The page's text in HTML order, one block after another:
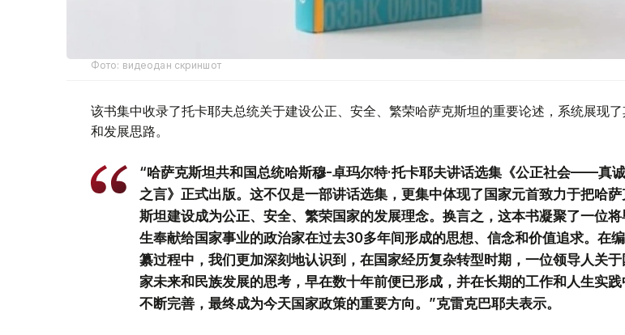
Фото: видеодан скриншот
该书集中收录了托卡耶夫总统关于建设公正、安全、繁荣哈萨克斯坦的重要论述，系统展现
和发展思路。
“哈萨克斯坦共和国总统哈斯穆-卓玛尔特·托卡耶夫讲话选集《公正社会——真诚
之言》正式出版。这不仅是一部讲话选集，更集中体现了国家元首致力于把哈萨
斯坦建设成为公正、安全、繁荣国家的发展理念。换言之，这本书凝聚了一位将
生奉献给国家事业的政治家在过去30多年间形成的思想、信念和价值追求。在编
纂过程中，我们更加深刻地认识到，在国家经历复杂转型时期，一位领导人关于
家未来和民族发展的思考，早在数十年前便已形成，并在长期的工作和人生实践
不断完善，最终成为今天国家政策的重要方向。”克雷克巴耶夫表示。